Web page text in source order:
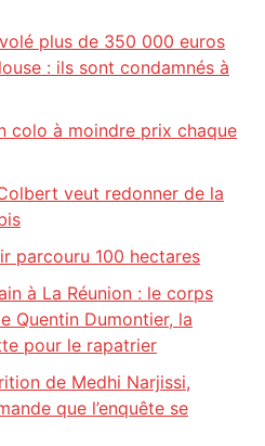
plus de 350 000 euros
: ils sont condamnés à
colo à moindre prix chaque
veut redonner de la
parcouru 100 hectares
à La Réunion : le corps
Quentin Dumontier, la
pour le rapatrier
de Medhi Narjissi,
que l’enquête se